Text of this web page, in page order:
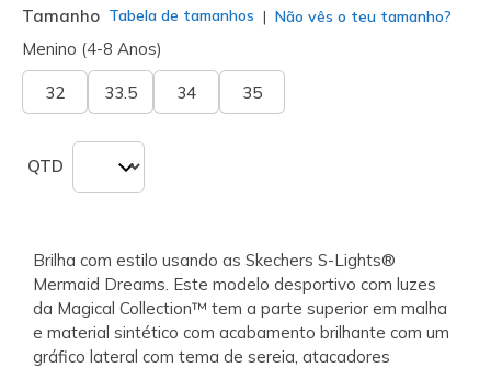
Tamanho Tabela de tamanhos Não vês o teu tamanho?
Menino (4-8 Anos)
32 33.5 34 35
QTD
Brilha com estilo usando as Skechers S-Lights®
Mermaid Dreams. Este modelo desportivo com luzes
da Magical Collection™ tem a parte superior em malha
e material sintético com acabamento brilhante com um
gráfico lateral com tema de sereia, atacadores